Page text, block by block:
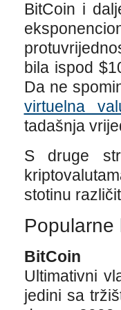
BitCoin i
bila ispod
Da ne
virtuelna
tadašnja
S druge
stotinu
Popularne
BitCoin
Ultimativni
jedini sa